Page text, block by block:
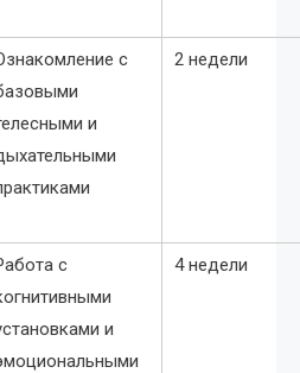
с
и
2 недели
с
и
4 недели